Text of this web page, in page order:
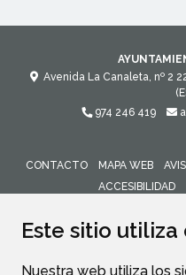
Este sitio
Nuestra web utiliza los
Avenida La Canaleta, nº 2
974 246 419
CONTACTO MAPA WEB
ACCESIBILIDAD